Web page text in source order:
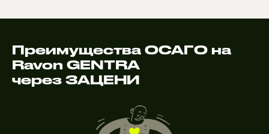
Преимущества ОСАГО на
Ravon GENTRA
через ЗАЦЕНИ